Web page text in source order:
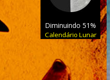
Diminuindo 51%
Calendário Lunar